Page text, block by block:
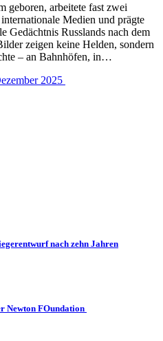
geboren, arbeitete fast zwei
Medien und prägte
Gedächtnis Russlands nach dem
zeigen keine Helden, sondern
– an Bahnhöfen, in…
2025
nach zehn Jahren
Newton FOundation